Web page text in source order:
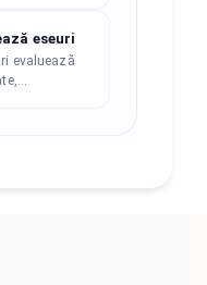
șieseuri
evaluează
lizibilitatea